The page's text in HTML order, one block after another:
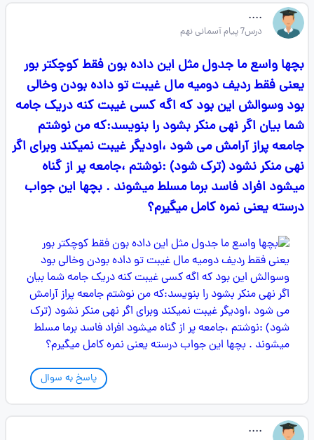
....
درس7 پیام آسمانی نهم
بچها واسع ما جدول مثل این داده بون فقط کوچکتر بور
یعنی فقط ردیف دومیه مال غیبت تو داده بودن وخالی
بود وسوالش این بود که اگه کسی غیبت کنه دریک جامه
شما بیان اگر نهی منکر بشود را بنویسد:که من نوشتم
جامعه پراز آرامش می شود ،اودیگر غیبت نمیکند وبرای اگر
نهی منکر نشود (ترک شود) :نوشتم ،جامعه پر از گناه
میشود افراد فاسد برما مسلط میشوند . بچها این جواب
درسته یعنی نمره کامل میگیرم؟
پاسخ به سوال
....